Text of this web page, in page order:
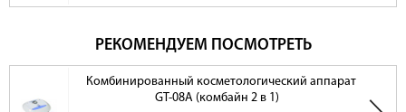
РЕКОМЕНДУЕМ ПОСМОТРЕТЬ
Комбинированный косметологический аппарат
GT-08A (комбайн 2 в 1)